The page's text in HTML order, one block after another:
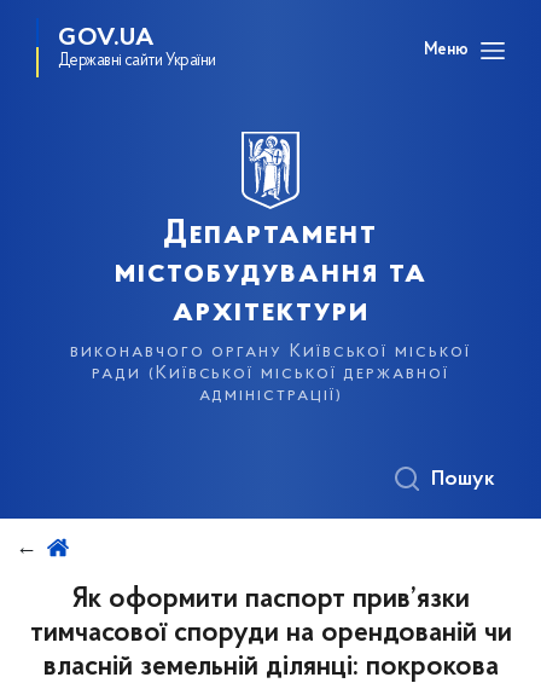
GOV.UA
Державні сайти України
Меню
Департамент
містобудування та
архітектури
виконавчого органу Київської міської
ради (Київської міської державної
адміністрації)
Пошук
Як оформити паспорт прив’язки
тимчасової споруди на орендованій чи
власній земельній ділянці: покрокова